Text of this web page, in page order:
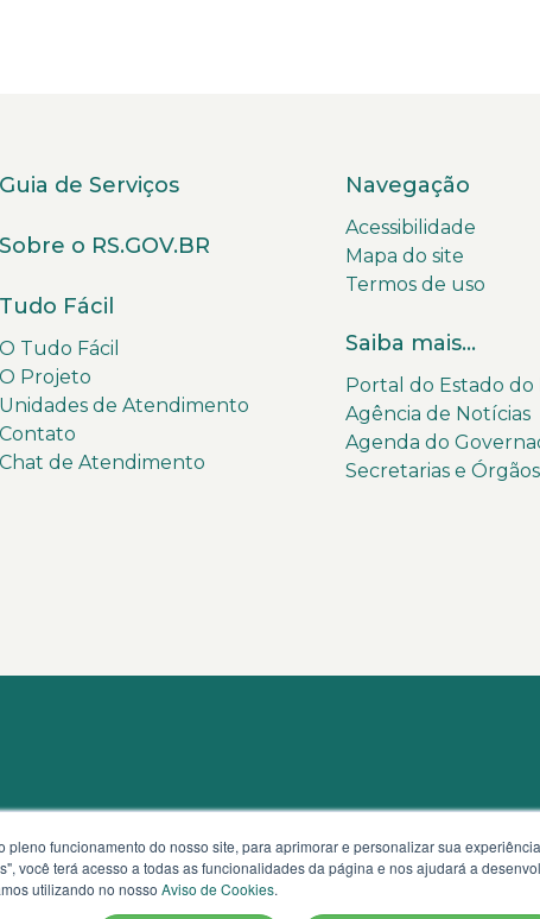
Guia de Serviços
Sobre o RS.GOV.BR
Tudo Fácil
O Tudo Fácil
O Projeto
Unidades de Atendimento
Contato
Chat de Atendimento
Navegação
Acessibilidade
Mapa do site
Termos de uso
Saiba mais...
Portal do Estado do
Agência de Notícias
Agenda do
Secretarias e
pleno funcionamento do nosso site, para aprimorar e personalizar sua
você terá acesso a todas as funcionalidades da página e nos ajudará a
utilizando no nosso Aviso de Cookies.